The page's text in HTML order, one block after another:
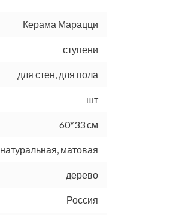
Керама Марацци
ступени
для стен, для пола
шт
60*33 см
натуральная, матовая
дерево
Россия